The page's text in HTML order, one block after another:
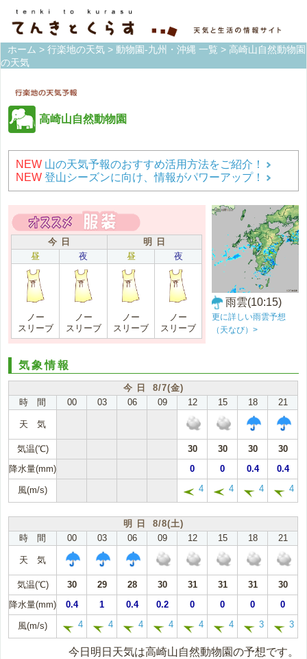
ホーム > 行楽地の天気 > 動物園-九州・沖縄 一覧 > 高崎山自然動物園
の天気
高崎山自然動物園
NEW 山の天気予報のおすすめ活用方法をご紹介！
NEW 登山シーズンに向け、情報がパワーアップ！
今 日
明 日
昼
夜 昼 夜
ノー
スリーブ
ノー
スリーブ
ノー
スリーブ
ノー
スリーブ
雨雲(10:15)
更に詳しい雨雲予想
（天なび）>
気象情報
今 日 8/7(金)
時 間
00 03 06 09 12 15 18 21
天 気
気温(℃) 30 30 30
30
降水量(mm)
0 0 0.4 0.4
風(m/s) 4 4 4 4
明 日 8/8(土)
時 間
00 03 06 09 12 15 18 21
天 気
気温(℃) 30 29 28 30 31 31 31
30
降水量(mm)
0.4 1 0.4 0.2 0 0 0 0
風(m/s) 4 4 4 4 4 4 3 3
今日明日天気は高崎山自然動物園の予想です。